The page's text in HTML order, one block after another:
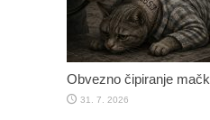
Obvezno čipiranje mačk
31. 7. 2026